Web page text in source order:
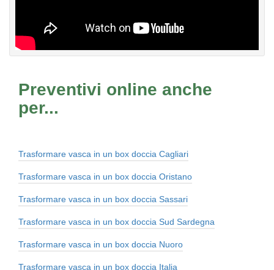
Preventivi online anche
per...
Trasformare vasca in un box doccia Cagliari
Trasformare vasca in un box doccia Oristano
Trasformare vasca in un box doccia Sassari
Trasformare vasca in un box doccia Sud Sardegna
Trasformare vasca in un box doccia Nuoro
Trasformare vasca in un box doccia Italia